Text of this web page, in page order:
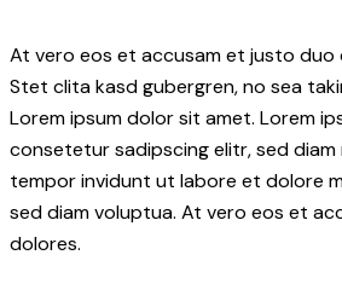
At vero eos et accusam et justo duo
Stet clita kasd gubergren, no sea
Lorem ipsum dolor sit amet. Lorem
consetetur sadipscing elitr, sed
tempor invidunt ut labore et dolore
sed diam voluptua. At vero eos et
dolores.